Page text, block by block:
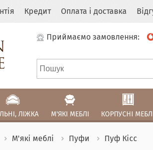
Кредит Оплата і доставка
Приймаємо замовлення:
ЛІЖКА М'ЯКІ МЕБЛІ КОРПУСНІ
М'які меблі Пуфи Пуф Кісс